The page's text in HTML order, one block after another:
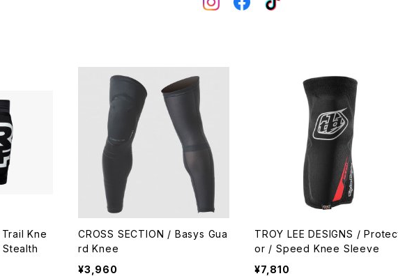
Trail Kne
CROSS SECTION / Basys Gua
rd Knee
¥3,960
TROY LEE DESIGNS /
or / Speed Knee Sleeve
¥7,810